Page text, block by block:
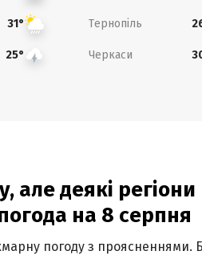
31° Тернопіль
25° Черкаси
але деякі регіони
на 8 серпня
погоду з проясненнями.